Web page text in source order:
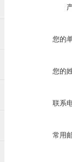
您的
您的
联系
常用